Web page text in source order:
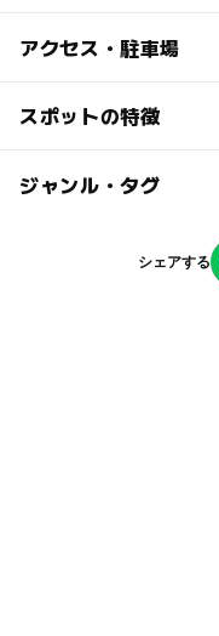
アクセス・駐車場
交通アクセス
スポットの特徴
駐車場あり
ジャンル・タグ
シェアする